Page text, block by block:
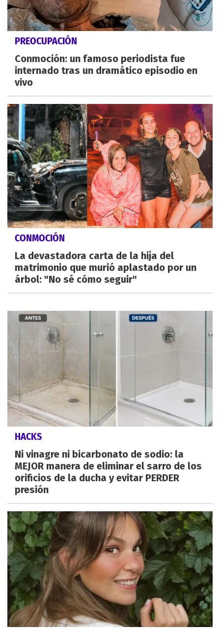
PREOCUPACIÓN
Conmoción: un famoso periodista fue
internado tras un dramático episodio en
vivo
CONMOCIÓN
La devastadora carta de la hija del
matrimonio que murió aplastado por un
árbol: "No sé cómo seguir"
HACKS
Ni vinagre ni bicarbonato de sodio: la
MEJOR manera de eliminar el sarro de los
orificios de la ducha y evitar PERDER
presión